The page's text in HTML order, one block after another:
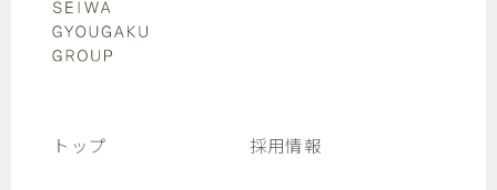
トップ 採用情報